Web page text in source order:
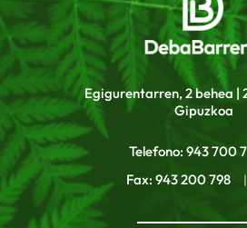
Egigurentarren, 2 behea |
Gipuzkoa
Telefono: 943 700
Fax: 943 200 798 |